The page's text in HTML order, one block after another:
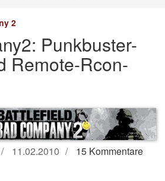
2
Punkbuster-
Remote-Rcon-
11.02.2010 15 Kommentare